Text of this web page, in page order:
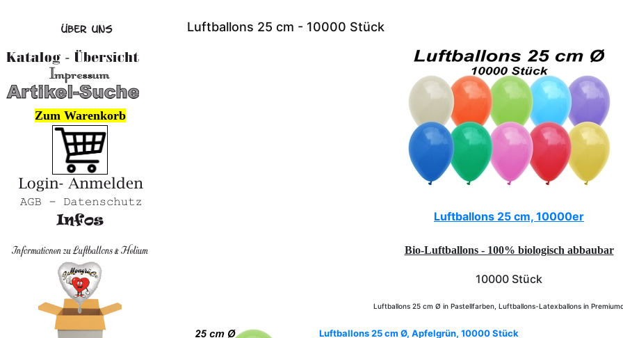
Luftballons 25 cm - 10000 Stück
Luftballons 25 cm, 10000er
Bio-Luftballons - 100% biologisch abbaubar
10000 Stück
Luftballons 25 cm Ø in Pastellfarben, Luftballons-Latexballons in
Luftballons 25 cm Ø, Apfelgrün, 10000 Stück
Zum Warenkorb